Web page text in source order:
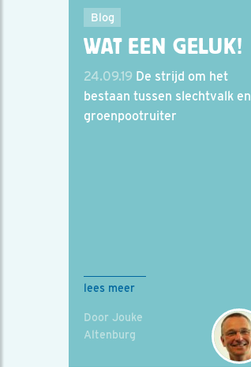
Blog
WAT EEN GELUK!
24.09.19 De strijd om het
bestaan tussen slechtvalk en
groenpootruiter
lees meer
Door Jouke
Altenburg